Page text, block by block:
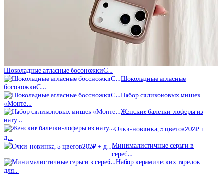
Шоколадные атласные босоножкиС…
Шоколадные атласные
босоножкиС…
Набор силиконовых мишек
«Монте…
Женские балетки-лоферы из
нату…
Очки-новинка, 5 цветов202₽ +
д…
Минималистичные серьги в
сереб…
Набор керамических тарелок
для…